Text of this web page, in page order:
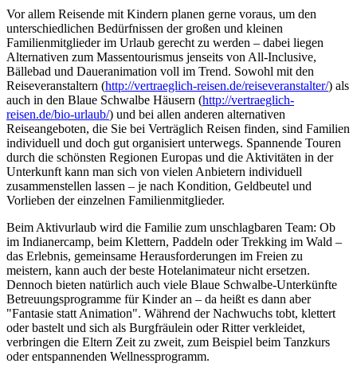
Vor allem Reisende mit Kindern planen gerne voraus, um den
unterschiedlichen Bedürfnissen der großen und kleinen
Familienmitglieder im Urlaub gerecht zu werden – dabei liegen
Alternativen zum Massentourismus jenseits von All-Inclusive,
Bällebad und Daueranimation voll im Trend. Sowohl mit den
Reiseveranstaltern (http://vertraeglich-reisen.de/reiseveranstalter/) als
auch in den Blaue Schwalbe Häusern (http://vertraeglich-
reisen.de/bio-urlaub/) und bei allen anderen alternativen
Reiseangeboten, die Sie bei Verträglich Reisen finden, sind Familien
individuell und doch gut organisiert unterwegs. Spannende Touren
durch die schönsten Regionen Europas und die Aktivitäten in der
Unterkunft kann man sich von vielen Anbietern individuell
zusammenstellen lassen – je nach Kondition, Geldbeutel und
Vorlieben der einzelnen Familienmitglieder.
Beim Aktivurlaub wird die Familie zum unschlagbaren Team: Ob
im Indianercamp, beim Klettern, Paddeln oder Trekking im Wald –
das Erlebnis, gemeinsame Herausforderungen im Freien zu
meistern, kann auch der beste Hotelanimateur nicht ersetzen.
Dennoch bieten natürlich auch viele Blaue Schwalbe-Unterkünfte
Betreuungsprogramme für Kinder an – da heißt es dann aber
"Fantasie statt Animation". Während der Nachwuchs tobt, klettert
oder bastelt und sich als Burgfräulein oder Ritter verkleidet,
verbringen die Eltern Zeit zu zweit, zum Beispiel beim Tanzkurs
oder entspannenden Wellnessprogramm.